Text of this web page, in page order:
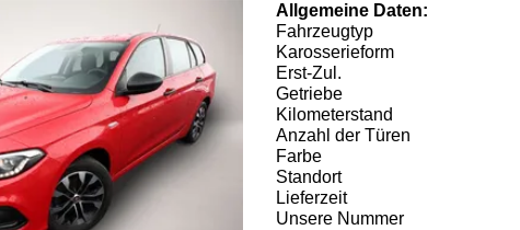
Allgemeine Daten:
Fahrzeugtyp
Karosserieform
Erst-Zul.
Getriebe
Kilometerstand
Anzahl der Türen
Farbe
Standort
Lieferzeit
Unsere Nummer